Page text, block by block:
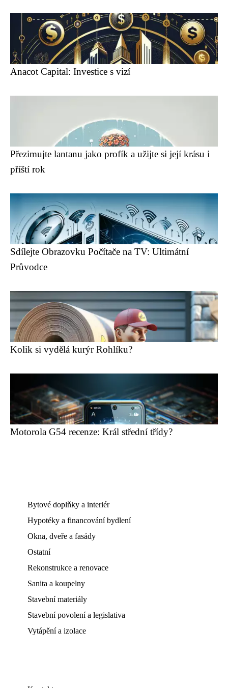
Anacot Capital: Investice s vizí
Přezimujte lantanu jako profík a užijte si její krásu i
příští rok
Sdílejte Obrazovku Počítače na TV: Ultimátní
Průvodce
Kolik si vydělá kurýr Rohlíku?
Motorola G54 recenze: Král střední třídy?
Bytové doplňky a interiér
Hypotéky a financování bydlení
Okna, dveře a fasády
Ostatní
Rekonstrukce a renovace
Sanita a koupelny
Stavební materiály
Stavební povolení a legislativa
Vytápění a izolace